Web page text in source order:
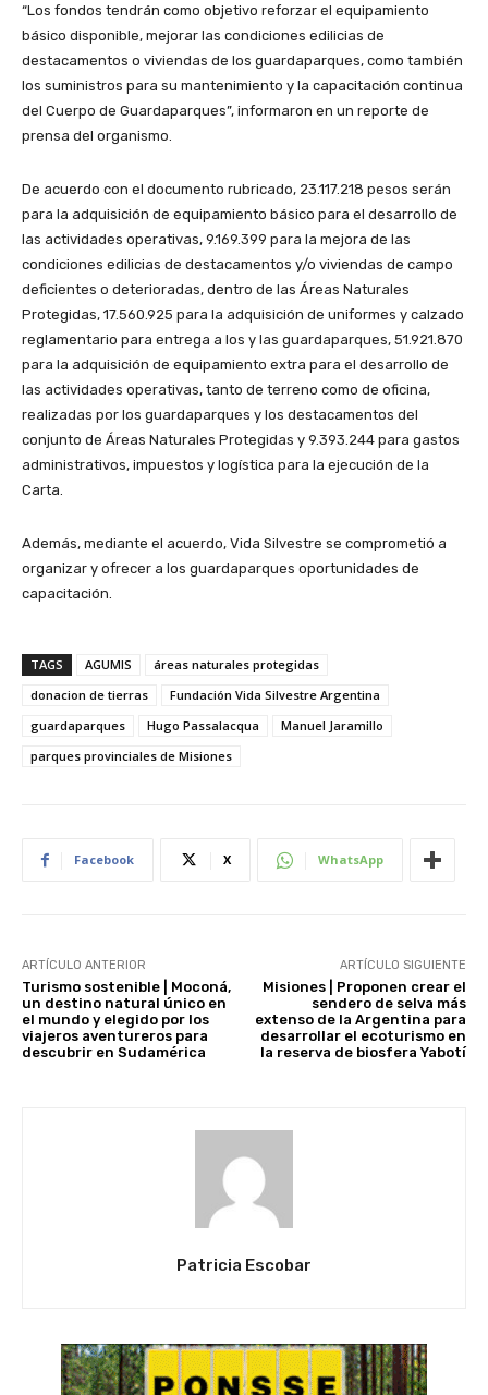
“Los fondos tendrán como objetivo reforzar el equipamiento
básico disponible, mejorar las condiciones edilicias de
destacamentos o viviendas de los guardaparques, como también
los suministros para su mantenimiento y la capacitación continua
del Cuerpo de Guardaparques”, informaron en un reporte de
prensa del organismo.
De acuerdo con el documento rubricado, 23.117.218 pesos serán
para la adquisición de equipamiento básico para el desarrollo de
las actividades operativas, 9.169.399 para la mejora de las
condiciones edilicias de destacamentos y/o viviendas de campo
deficientes o deterioradas, dentro de las Áreas Naturales
Protegidas, 17.560.925 para la adquisición de uniformes y calzado
reglamentario para entrega a los y las guardaparques, 51.921.870
para la adquisición de equipamiento extra para el desarrollo de
las actividades operativas, tanto de terreno como de oficina,
realizadas por los guardaparques y los destacamentos del
conjunto de Áreas Naturales Protegidas y 9.393.244 para gastos
administrativos, impuestos y logística para la ejecución de la
Carta.
Además, mediante el acuerdo, Vida Silvestre se comprometió a
organizar y ofrecer a los guardaparques oportunidades de
capacitación.
TAGS AGUMIS
áreas naturales protegidas
donacion de tierras
Fundación Vida Silvestre Argentina
guardaparques
Hugo Passalacqua
Manuel Jaramillo
parques provinciales de Misiones
Facebook X WhatsApp
ARTÍCULO ANTERIOR
Turismo sostenible | Moconá,
un destino natural único en
el mundo y elegido por los
viajeros aventureros para
descubrir en Sudamérica
ARTÍCULO SIGUIENTE
Misiones | Proponen crear el
sendero de selva más
extenso de la Argentina para
desarrollar el ecoturismo en
la reserva de biosfera Yabotí
Patricia Escobar